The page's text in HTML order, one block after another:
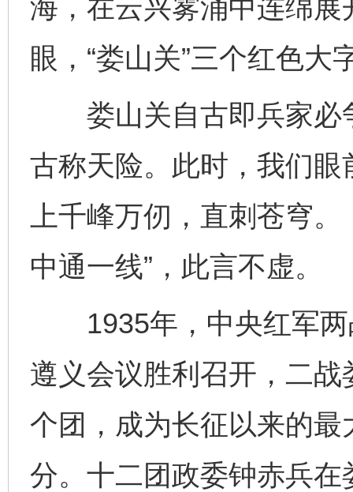
海，在云兴雾涌中连绵
眼，“娄山关”三个红色
娄山关自古即兵家必
古称天险。此时，我们
上千峰万仞，直刺苍穹
中通一线”，此言不虚。
1935年，中央红军两
遵义会议胜利召开，二
个团，成为长征以来的
分。十二团政委钟赤兵